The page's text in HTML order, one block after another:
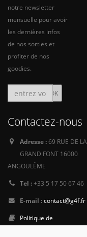
notre newsletter
mensuelle pour avoir
les dernières infos
de nos sorties et
profiter de nos
goodies.
Contactez-nous
Adresse :69 RUE DE LA
GRAND FONT 16000
ANGOULÊME
Tel :+33 5 17 50 67 46
E-mail :contact@g4f.fr
Politique de